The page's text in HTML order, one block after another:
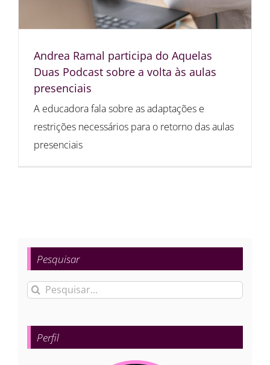
Andrea Ramal participa do Aquelas
Duas Podcast sobre a volta às aulas
presenciais
A educadora fala sobre as adaptações e
restrições necessários para o retorno das aulas
presenciais
Pesquisar
Buscar
para:
Perfil